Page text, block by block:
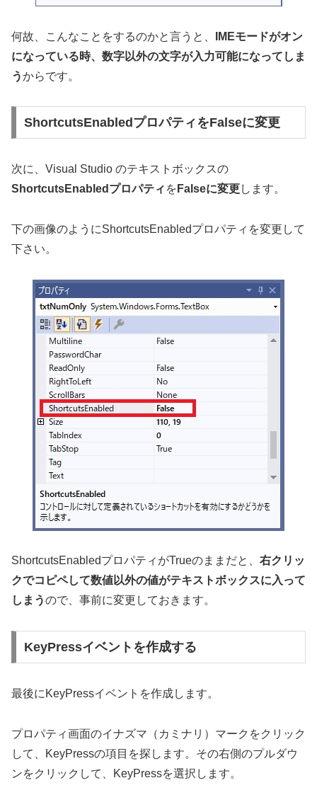
何故、こんなことをするのかと言うと、
IMEモードがオン
になっている時、数字以外の文字が入力可能になってしま
うからです。
ShortcutsEnabledプロパティをFalseに変更
次に、Visual Studio のテキストボックスの
ShortcutsEnabledプロパティ を Falseに変更します。
下の画像のようにShortcutsEnabledプロパティを変更して
下さい。
ShortcutsEnabledプロパティがTrueのままだと、 右クリッ
クでコピペして数値以外の値がテキストボックスに入って
しまうので、事前に変更しておきます。
KeyPressイベントを作成する
最後にKeyPressイベントを作成します。
プロパティ画面のイナズマ（カミナリ）マークをクリック
して、KeyPressの項目を探します。その右側のプルダウ
ンをクリックして、KeyPressを選択します。